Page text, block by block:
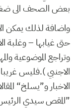
بعض الصحف الى
واضافة لذلك يمكن
حتى غيابها – وغلبة
وتراجع الموضوعية
الاجنبي ).فليس
الاخبار و”يسلخ“
”المقص سيدي